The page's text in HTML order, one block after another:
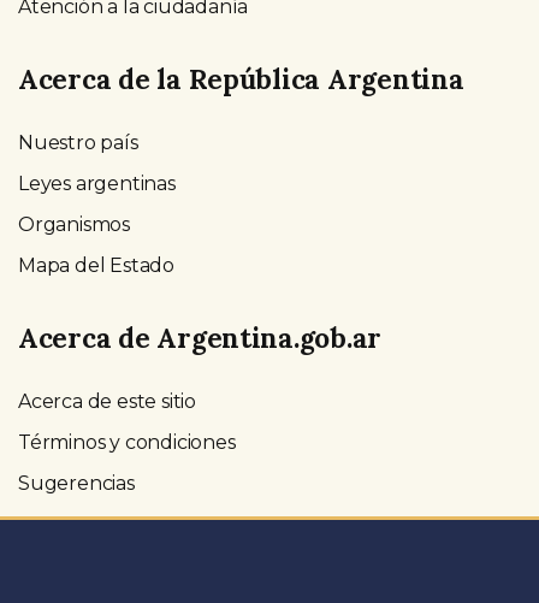
Atención a la ciudadanía
Acerca de la República Argentina
Nuestro país
Leyes argentinas
Organismos
Mapa del Estado
Acerca de Argentina.gob.ar
Acerca de este sitio
Términos y condiciones
Sugerencias